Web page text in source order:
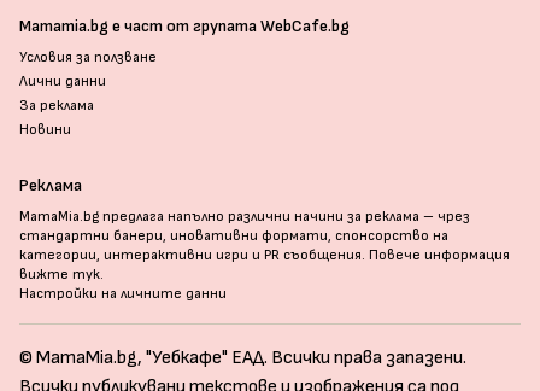
Mamamia.bg е част от групата WebCafe.bg
Условия за ползване
Лични данни
За реклама
Новини
Реклама
MamaMia.bg предлага напълно различни начини за реклама – чрез
стандартни банери, иновативни формати, спонсорство на
категории, интерактивни игри и PR съобщения. Повече информация
вижте тук.
Настройки на личните данни
© MamaMia.bg, "Уебкафе" ЕАД. Всички права запазени.